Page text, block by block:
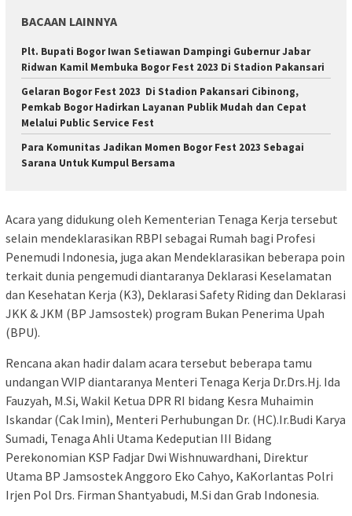
BACAAN LAINNYA
Plt. Bupati Bogor Iwan Setiawan Dampingi Gubernur Jabar
Ridwan Kamil Membuka Bogor Fest 2023 Di Stadion Pakansari
Gelaran Bogor Fest 2023 Di Stadion Pakansari Cibinong,
Pemkab Bogor Hadirkan Layanan Publik Mudah dan Cepat
Melalui Public Service Fest
Para Komunitas Jadikan Momen Bogor Fest 2023 Sebagai
Sarana Untuk Kumpul Bersama
Acara yang didukung oleh Kementerian Tenaga Kerja tersebut
selain mendeklarasikan RBPI sebagai Rumah bagi Profesi
Penemudi Indonesia, juga akan Mendeklarasikan beberapa poin
terkait dunia pengemudi diantaranya Deklarasi Keselamatan
dan Kesehatan Kerja (K3), Deklarasi Safety Riding dan Deklarasi
JKK & JKM (BP Jamsostek) program Bukan Penerima Upah
(BPU).
Rencana akan hadir dalam acara tersebut beberapa tamu
undangan VVIP diantaranya Menteri Tenaga Kerja Dr.Drs.Hj. Ida
Fauzyah, M.Si, Wakil Ketua DPR RI bidang Kesra Muhaimin
Iskandar (Cak Imin), Menteri Perhubungan Dr. (HC).Ir.Budi Karya
Sumadi, Tenaga Ahli Utama Kedeputian III Bidang
Perekonomian KSP Fadjar Dwi Wishnuwardhani, Direktur
Utama BP Jamsostek Anggoro Eko Cahyo, KaKorlantas Polri
Irjen Pol Drs. Firman Shantyabudi, M.Si dan Grab Indonesia.